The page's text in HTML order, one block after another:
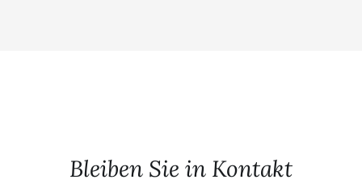
Bleiben Sie in Kontakt